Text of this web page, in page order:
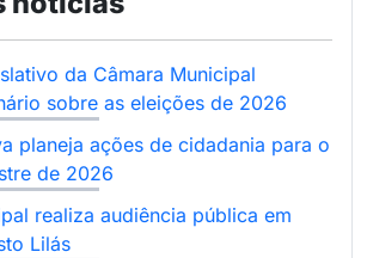
da Câmara Municipal
sobre as eleições de 2026
planeja ações de cidadania para o
de 2026
realiza audiência pública em
Lilás